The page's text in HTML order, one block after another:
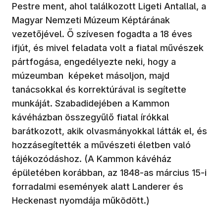
Pestre ment, ahol találkozott Ligeti Antallal, a
Magyar Nemzeti Múzeum Képtárának
vezetőjével. Ő szívesen fogadta a 18 éves
ifjút, és mivel feladata volt a fiatal művészek
pártfogása, engedélyezte neki, hogy a
múzeumban képeket másoljon, majd
tanácsokkal és korrektúrával is segítette
munkáját. Szabadidejében a Kammon
kávéházban összegyűlő fiatal írókkal
barátkozott, akik olvasmányokkal látták el, és
hozzásegítették a művészeti életben való
tájékozódáshoz. (A Kammon kávéház
épületében korábban, az 1848-as március 15-i
forradalmi események alatt Landerer és
Heckenast nyomdája működött.)